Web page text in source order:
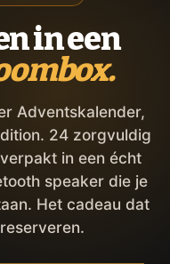
in een
Adventskalender,
24 zorgvuldig
in een écht
speaker die je
Het cadeau dat